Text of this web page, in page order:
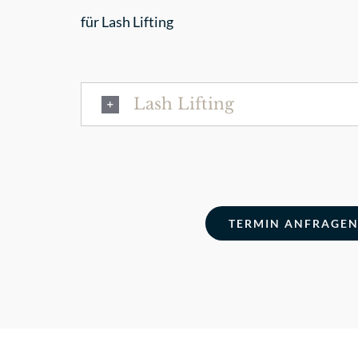
für Lash Lifting
Lash Lifting
TERMIN